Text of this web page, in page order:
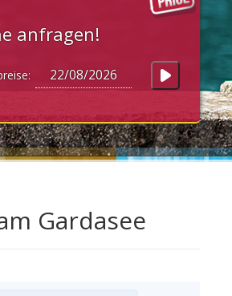
anfragen!
Gardasee